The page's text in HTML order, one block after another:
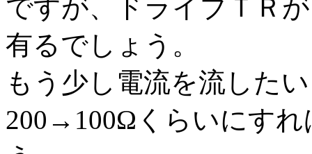
ですが、ドライブＴＲ
有るでしょう。
もう少し電流を流した
200→100Ωくらいにすれ